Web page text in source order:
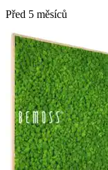
Před 5 měsíců